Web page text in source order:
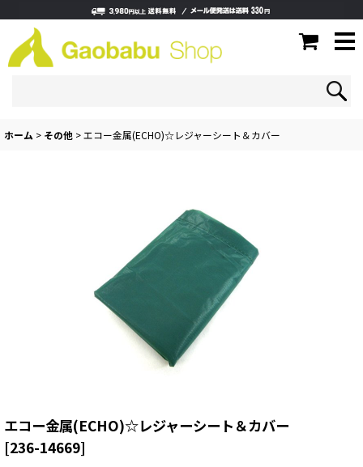
ホーム > その他 >エコー金属(ECHO)☆レジャーシート＆カバー
エコー金属(ECHO)☆レジャーシート＆カバー
[236-14669]